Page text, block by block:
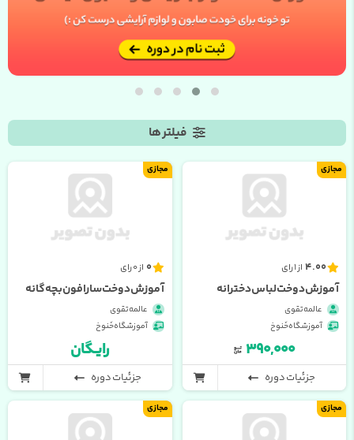
فیلتر ها
مجازی
4.00 از 1 رای
آموزش دوخت لباس دخترانه
عالمه تقوی
آموزشگاه خَنوخ
۳۹۰,۰۰۰
جزئیات دوره
مجازی
0 از 0 رای
آموزش دوخت سارافون بچه گانه
عالمه تقوی
آموزشگاه خَنوخ
رایــگان
جزئیات دوره
مجازی مجازی